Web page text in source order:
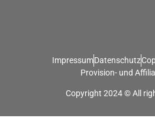
ImpressumDatenschutz
Provision- und
Copyright 2024 © All